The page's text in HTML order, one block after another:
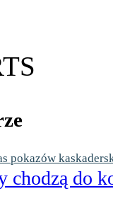
pokazów
chodzą do